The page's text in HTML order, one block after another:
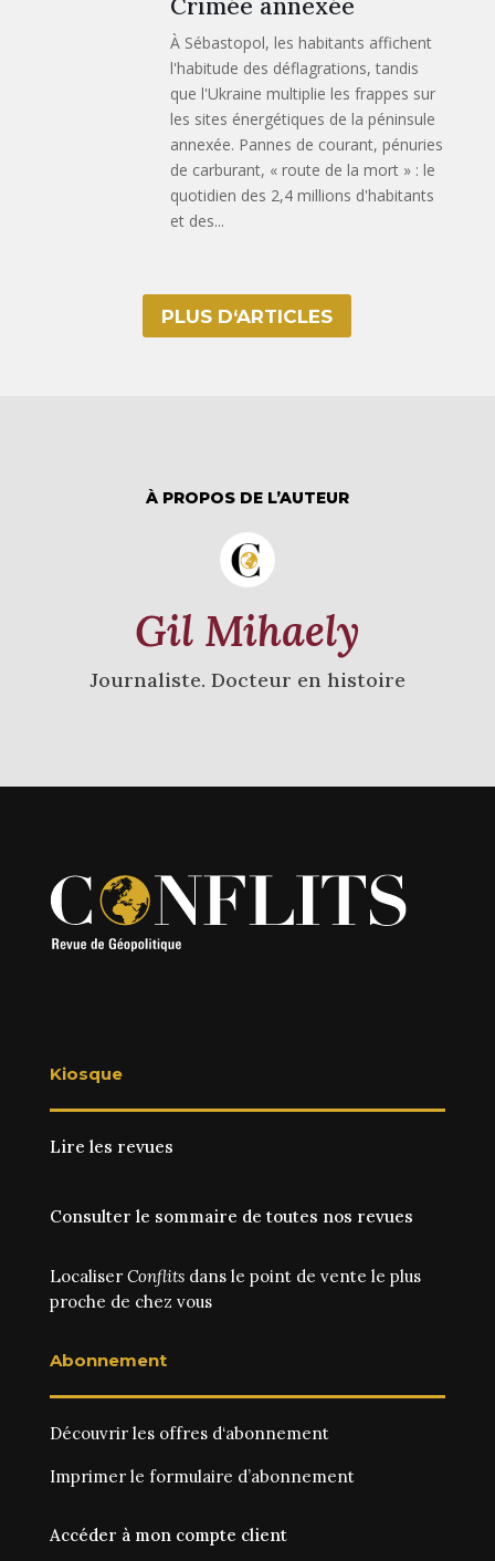
Crimée annexée
À Sébastopol, les habitants affichent
l'habitude des déflagrations, tandis
que l'Ukraine multiplie les frappes sur
les sites énergétiques de la péninsule
annexée. Pannes de courant, pénuries
de carburant, « route de la mort » : le
quotidien des 2,4 millions d'habitants
et des...
PLUS D‘ARTICLES
À PROPOS DE L’AUTEUR
Gil Mihaely
Journaliste. Docteur en histoire
Kiosque
Lire les revues
Consulter le sommaire de toutes nos revues
Localiser Conflitsdans le point de vente le plus
proche de chez vous
Abonnement
Découvrir les offres d‘abonnement
Imprimer le formulaire d’abonnement
Accéder à mon compte client